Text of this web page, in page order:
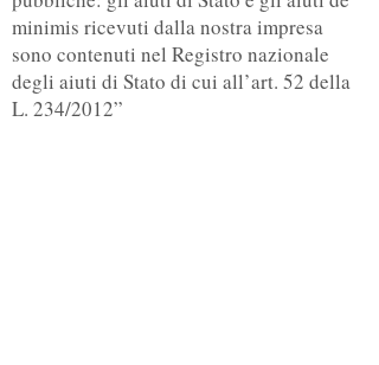
minimis ricevuti dalla nostra impresa
sono contenuti nel Registro nazionale
degli aiuti di Stato di cui all’art. 52 della
L. 234/2012”